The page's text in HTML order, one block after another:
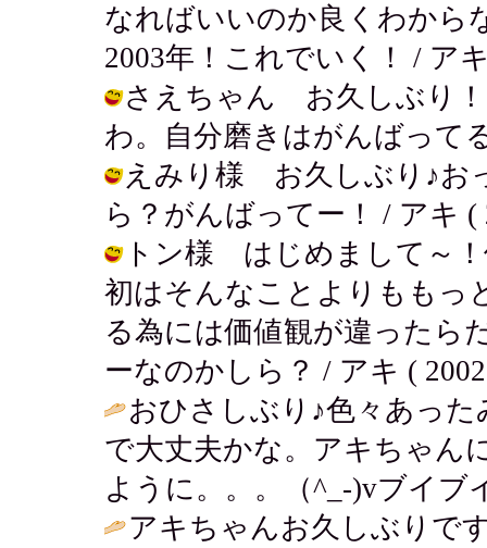
なればいいのか良くわから
2003年！これでいく！ / ア
さえちゃん お久しぶり
わ。自分磨きはがんばって
えみり様 お久しぶり♪お
ら？がんばってー！ / アキ (
トン様 はじめまして～！
初はそんなことよりももっ
る為には価値観が違ったら
ーなのかしら？ / アキ (
おひさしぶり♪色々あっ
で大丈夫かな。アキちゃん
ように。。。（^_-)vブイブ
アキちゃんお久しぶりで